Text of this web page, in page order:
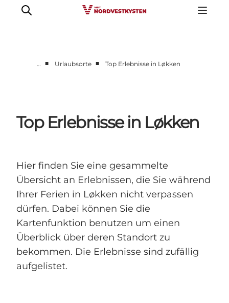
Events
Unterkunft
… ■ Urlaubsorte ■ Top Erlebnisse in Løkken
Top Erlebnisse in Løkken
Hier finden Sie eine gesammelte
Übersicht an Erlebnissen, die Sie während
Ihrer Ferien in Løkken nicht verpassen
dürfen. Dabei können Sie die
Kartenfunktion benutzen um einen
Überblick über deren Standort zu
bekommen. Die Erlebnisse sind zufällig
aufgelistet.